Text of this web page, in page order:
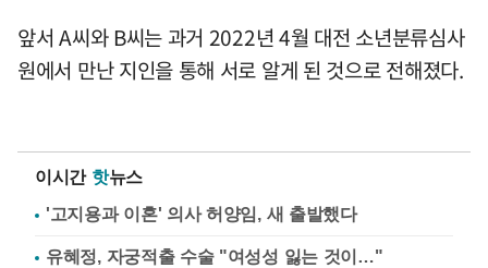
앞서 A씨와 B씨는 과거 2022년 4월 대전 소년분류심사
원에서 만난 지인을 통해 서로 알게 된 것으로 전해졌다.
이시간 핫뉴스
'고지용과 이혼' 의사 허양임, 새 출발했다
유혜정, 자궁적출 수술 "여성성 잃는 것이…"